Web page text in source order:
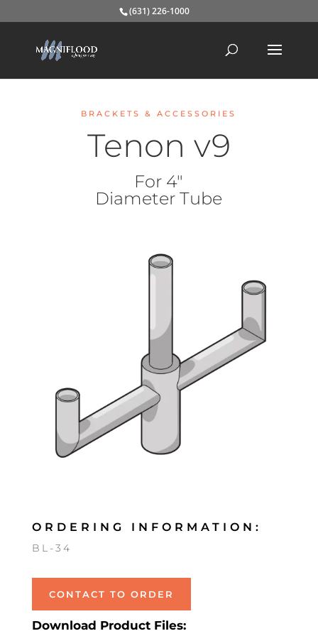
(631) 226-1000
BRACKETS & ACCESSORIES
Tenon v9
For 4″
Diameter Tube
ORDERING INFORMATION:
BL-34
CONTACT TO ORDER
Download Product Files: